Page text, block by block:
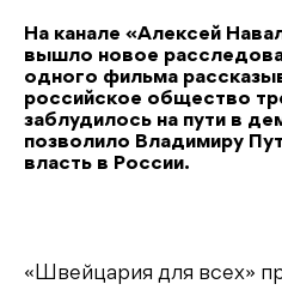
На канале «Алексей
вышло новое
одного фильма
российское общество
заблудилось на пути в
позволило Владимиру
власть в России.
«Швейцария для всех»